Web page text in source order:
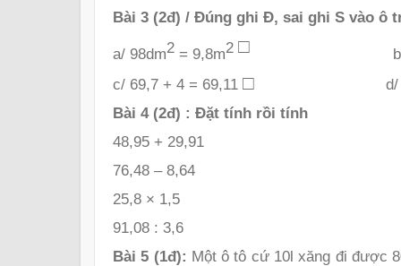
Bài 3 (2đ) / Đúng ghi Đ, sai ghi S vào ô
a/ 98dm2 = 9,8m2 □ b/ 0,49
c/ 69,7 + 4 = 69,11 □
d/ 30 –
Bài 4 (2đ) : Đặt tính rồi tính
48,95 + 29,91
76,48 – 8,64
25,8 × 1,5
91,08 : 3,6
Bài 5 (1đ): Một ô tô cứ 10l xăng đi được